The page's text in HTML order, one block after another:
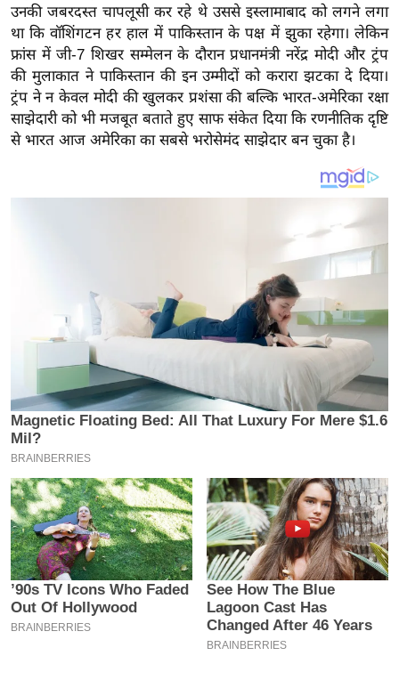
रा
य
ब
ज
ट
खे
6
क्रा
इ
म
ई
-
पे
प
र
मि
उनकी जबरदस्त चापलूसी कर रहे थे उससे इस्लामाबाद को लगने लगा
था कि वॉशिंगटन हर हाल में पाकिस्तान के पक्ष में झुका रहेगा। लेकिन
फ्रांस में जी-7 शिखर सम्मेलन के दौरान प्रधानमंत्री नरेंद्र मोदी और ट्रंप
की मुलाकात ने पाकिस्तान की इन उम्मीदों को करारा झटका दे दिया।
ट्रंप ने न केवल मोदी की खुलकर प्रशंसा की बल्कि भारत-अमेरिका रक्षा
साझेदारी को भी मजबूत बताते हुए साफ संकेत दिया कि रणनीतिक दृष्टि
से भारत आज अमेरिका का सबसे भरोसेमंद साझेदार बन चुका है।